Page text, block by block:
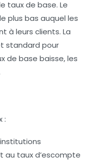
taux de base. Le
plus bas auquel les
à leurs clients. La
standard pour
de base baisse, les
:
au taux d’escompte